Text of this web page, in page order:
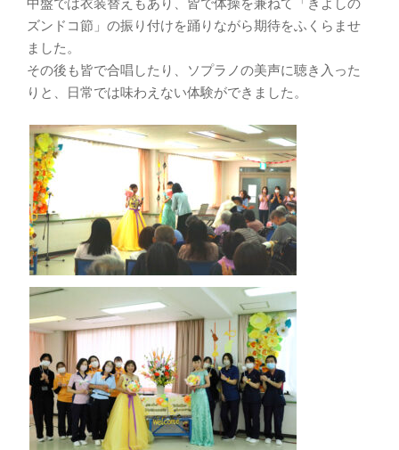
中盤では衣装替えもあり、皆で体操を兼ねて「きよしの
ズンドコ節」の振り付けを踊りながら期待をふくらませ
ました。
その後も皆で合唱したり、ソプラノの美声に聴き入った
りと、日常では味わえない体験ができました。